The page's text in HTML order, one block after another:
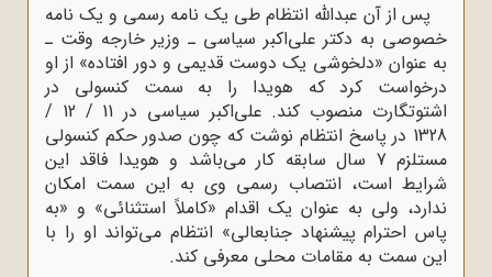
پس از آن عبدالله انتظام طى یک نامه رسمى و یک نامه
خصوصى به دکتر على‌اکبر سیاسى ـ وزیر خارجه وقت ـ
به عنوان «دلخوشى یک دوست قدیمى و دور افتاده» از او
درخواست کرد که هویدا را به سمت کنسولى در
اشتوتگارت منصوب کند. على‌اکبر سیاسى در 11 / 12 /
1328 در پاسخ انتظام نوشت که چون صدور حکم کنسولى
مستلزم 7 سال سابقه کار مى‌باشد و هویدا فاقد این
شرایط است، انتصاب رسمى وى به این سمت امکان
ندارد، ولى به عنوان یک اقدام «کاملاً استثنائى» و «به
پاس احترام پیشنهاد جنابعالى» انتظام مى‌تواند او را با
این سمت به مقامات محلى معرفى کند.